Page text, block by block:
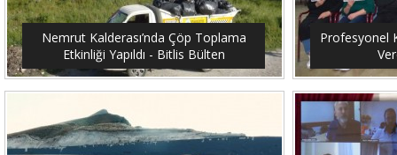
Nemrut Kalderası’nda Çöp Toplama
Etkinliği Yapıldı - Bitlis Bülten
Profesyonel